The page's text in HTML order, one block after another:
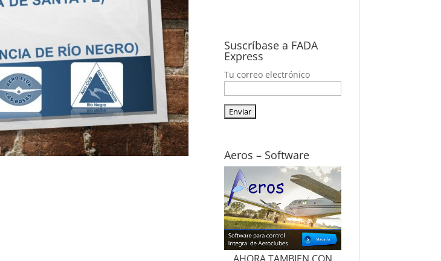
Suscríbase a FADA
Express
Tu correo electrónico
Aeros – Software